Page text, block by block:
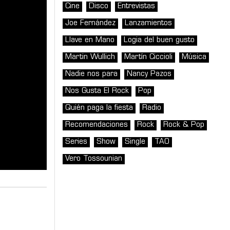
Cine Disco Entrevistas
Joe Fernández Lanzamientos
Llave en Mano Logia del buen gusto
Martin Wullich Martín Ciccioli Música
Nadie nos para Nancy Pazos
Nos Gusta El Rock Pop
Quién paga la fiesta Radio
Recomendaciones Rock Rock & Pop
Series Show Single TAO
Vero Tossounian